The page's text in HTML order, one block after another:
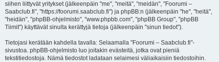
siihen liittyvät yritykset (jälkeenpäin "me", "meitä", "meidän", "Foorumi –
Saabclub.fi", "https://foorumi.saabclub.fi") ja phpBB:n (jälkeenpäin "he", "heitä",
"heidän", "phpBB-ohjelmisto", "www.phpbb.com", "phpBB Group", "phpBB
Tiimit") käyttävät sinulta kerättyjä tietoja (jälkeenpäin "sinun tiedot").
Tietojasi kerätään kahdella tavalla: Selaamalla "Foorumi – Saabclub.fi"-
sivustoa. phpBB-ohjelmisto luo joitakin evästeitä, jotka ovat pieniä
tekstitiedostoja. Nämä tiedostot ladataan selaimesi väliaikaisiin tiedostoihin.